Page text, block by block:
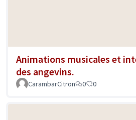
Animations musicales et
des angevins.
CarambarCitron 0 0